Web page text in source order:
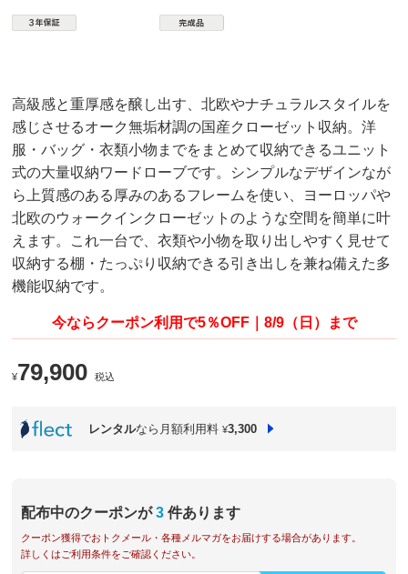
高級感と重厚感を醸し出す、北欧やナチュラルスタイルを
感じさせるオーク無垢材調の国産クローゼット収納。洋
服・バッグ・衣類小物までをまとめて収納できるユニット
式の大量収納ワードローブです。シンプルなデザインなが
ら上質感のある厚みのあるフレームを使い、ヨーロッパや
北欧のウォークインクローゼットのような空間を簡単に叶
えます。これ一台で、衣類や小物を取り出しやすく見せて
収納する棚・たっぷり収納できる引き出しを兼ね備えた多
機能収納です。
今ならクーポン利用で5％OFF｜8/9（日）まで
¥79,900 税込
レンタルなら月額利用料 ¥3,300
配布中のクーポンが 3 件あります
クーポン獲得でおトクメール・各種メルマガをお届けする場合があります。
詳しくはご利用条件をご確認ください。